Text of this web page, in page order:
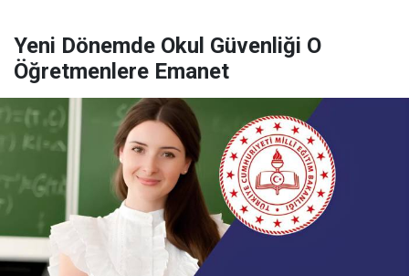
Yeni Dönemde Okul Güvenliği O
Öğretmenlere Emanet